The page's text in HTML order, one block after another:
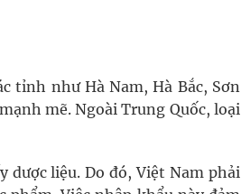
tỉnh như Hà Nam, Hà Bắc, Sơn
mẽ. Ngoài Trung Quốc, loại
dược liệu. Do đó, Việt Nam phải